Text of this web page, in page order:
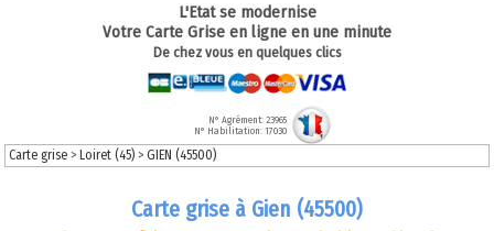
L'Etat se modernise
Votre Carte Grise en ligne en une minute
De chez vous en quelques clics
N° Agrément: 23965
N° Habilitation: 17030
Carte grise > Loiret (45)>GIEN (45500)
Carte grise à Gien (45500)